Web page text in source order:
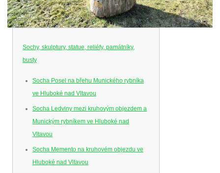
Sochy, skulptury, statue, reliéfy, památníky,
busty
Socha Posel na břehu Munického rybníka
ve Hluboké nad Vltavou
Socha Ledviny mezi kruhovým objezdem a
Munickým rybníkem ve Hluboké nad
Vltavou
Socha Memento na kruhovém objezdu ve
Hluboké nad Vltavou